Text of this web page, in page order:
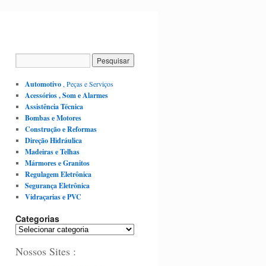
Automotivo, Peças e Serviços
Acessórios , Som e Alarmes
Assistência Técnica
Bombas e Motores
Construção e Reformas
Direção Hidráulica
Madeiras e Telhas
Mármores e Granitos
Regulagem Eletrônica
Segurança Eletrônica
Vidraçarias e PVC
Categorias
C
tNossos Sites :